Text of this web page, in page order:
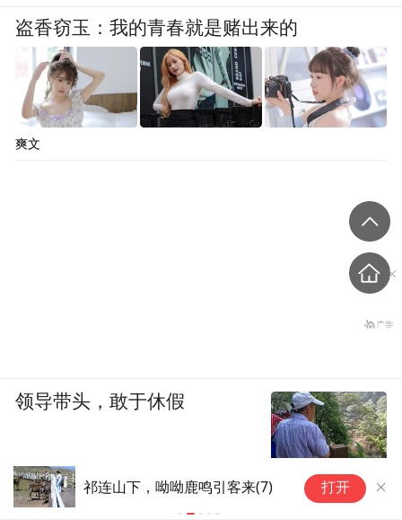
牢记初心使命 奋进复兴征程|山货出山 消
费进山——湖北黄冈探索老区振兴特色路
打开
盗香窃玉：我的青春就是赌出来的
爽文
领导带头，敢于休假